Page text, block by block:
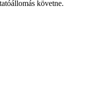
követne.